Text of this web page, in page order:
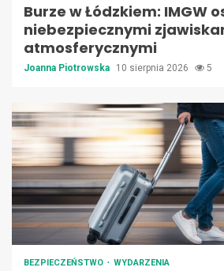
Burze w Łódzkiem: IMGW
niebezpiecznymi
atmosferycznymi
Joanna Piotrowska 10 sierpnia 2026 5
BEZPIECZEŃSTWO WYDARZENIA